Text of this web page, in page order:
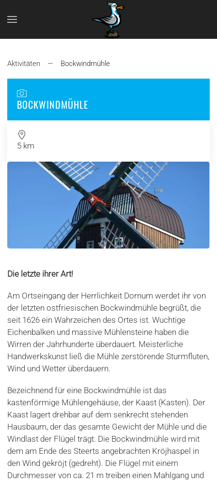
Zum Hauptinhalt springen
Aktivitäten Bockwindmühle
BOCKWINDMÜHLE
5 km
Die letzte ihrer Art!
Am Ortseingang der Herrlichkeit Dornum werdet ihr von
der letzten ostfriesischen Bockwindmühle begrüßt, die
seit 1626 ein Wahrzeichen des Ortes ist. Wuchtige
Eichenbalken und massive Mühlensteine haben die
Wirren der Jahrhunderte überdauert. Meisterliche
Handwerkskunst ließ die Mühle zerstörende Sturmfluten,
Wind und Wetter überdauern.
Bezeichnend für eine Bockwindmühle ist das
kastenförmige Mühlengehäuse, der Kaast (Kasten). Der
Kaast lagert drehbar auf dem senkrecht stehenden
Hausbaum, der das gesamte Gewicht der Mühle und die
Windlast der Flügel trägt. Die Bockwindmühle wird mit
dem am Ende des Steerts angebrachten Kröjhaspel in
den Wind gekröjt (gedreht). Die Flügel mit einem
Durchmesser von ca. 21 m treiben einen Mahlgang und